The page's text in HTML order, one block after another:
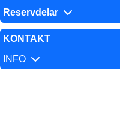
Reservdelar
KONTAKT
INFO